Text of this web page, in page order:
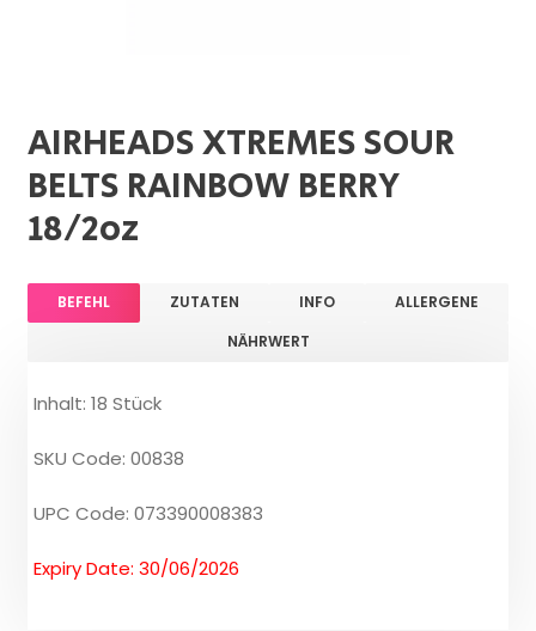
AIRHEADS XTREMES SOUR
BELTS RAINBOW BERRY
18/2oz
BEFEHL ZUTATEN INFO
ALLERGENE
NÄHRWERT
Inhalt: 18 Stück
SKU Code: 00838
UPC Code: 073390008383
Expiry Date: 30/06/2026